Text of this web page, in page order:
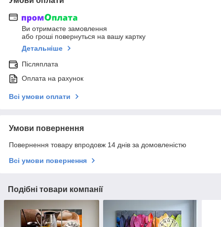
Ви отримаєте замовлення
або гроші повернуться на вашу картку
Детальніше
Післяплата
Оплата на рахунок
Всі умови оплати
Умови повернення
Повернення товару впродовж 14 днів за домовленістю
Всі умови повернення
Подібні товари компанії